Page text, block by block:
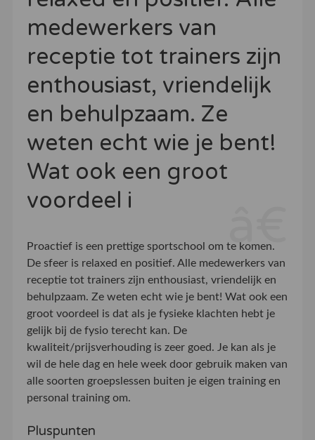
medewerkers van
receptie tot trainers zijn
enthousiast, vriendelijk
en behulpzaam. Ze
weten echt wie je bent!
Wat ook een groot
voordeel i
Proactief is een prettige sportschool om te komen.
De sfeer is relaxed en positief. Alle medewerkers van
receptie tot trainers zijn enthousiast, vriendelijk en
behulpzaam. Ze weten echt wie je bent! Wat ook een
groot voordeel is dat als je fysieke klachten hebt je
gelijk bij de fysio terecht kan. De
kwaliteit/prijsverhouding is zeer goed. Je kan als je
wil de hele dag en hele week door gebruik maken van
alle soorten groepslessen buiten je eigen training en
personal training om.
Pluspunten